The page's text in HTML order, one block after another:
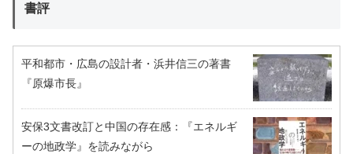
書評
平和都市・広島の設計者・浜井信三の著書
『原爆市長』
安保3文書改訂と中国の存在感：『エネルギ
ーの地政学』を読みながら